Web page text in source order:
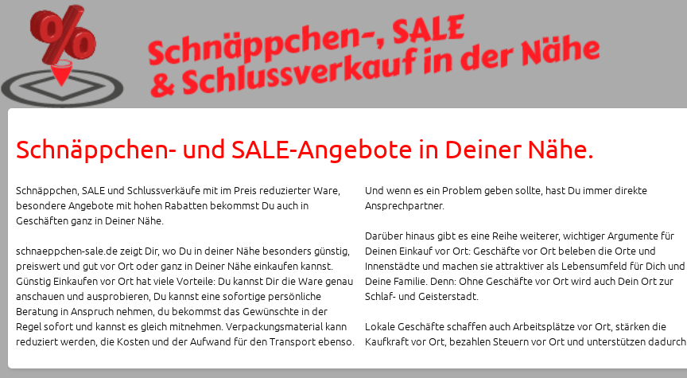
Schnäppchen- und SALE-Angebote in Deiner Nähe.
Schnäppchen, SALE und Schlussverkäufe mit im Preis reduzierter Ware,
besondere Angebote mit hohen Rabatten bekommst Du auch in
Geschäften ganz in Deiner Nähe.
schnaeppchen-sale.de zeigt Dir, wo Du in deiner Nähe besonders günstig,
preiswert und gut vor Ort oder ganz in Deiner Nähe einkaufen kannst.
Günstig Einkaufen vor Ort hat viele Vorteile: Du kannst Dir die Ware genau
anschauen und ausprobieren, Du kannst eine sofortige persönliche
Beratung in Anspruch nehmen, du bekommst das Gewünschte in der
Regel sofort und kannst es gleich mitnehmen. Verpackungsmaterial kann
reduziert werden, die Kosten und der Aufwand für den Transport ebenso.
Und wenn es ein Problem geben sollte, hast Du immer direkte
Ansprechpartner.
Darüber hinaus gibt es eine Reihe weiterer, wichtiger Argumente für
Deinen Einkauf vor Ort: Geschäfte vor Ort beleben die Orte und
Innenstädte und machen sie attraktiver als Lebensumfeld für Dich und
Deine Familie. Denn: Ohne Geschäfte vor Ort wird auch Dein Ort zur
Schlaf- und Geisterstadt.
Lokale Geschäfte schaffen auch Arbeitsplätze vor Ort, stärken die
Kaufkraft vor Ort, bezahlen Steuern vor Ort und unterstützen dadurch